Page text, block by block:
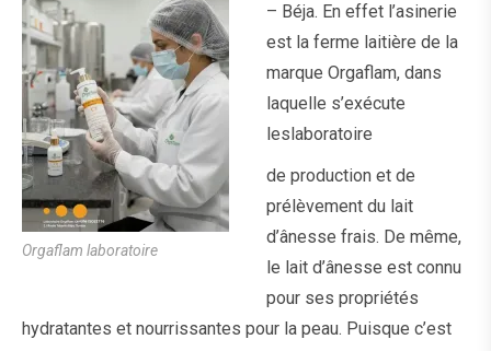
Orgaflam laboratoire
– Béja. En effet l’asinerie
est la ferme laitière de la
marque Orgaflam, dans
laquelle s’exécute
les laboratoire
de production et de
prélèvement du lait
d’ânesse frais. De même,
le lait d’ânesse est connu
pour ses propriétés
hydratantes et nourrissantes pour la peau. Puisque c’est